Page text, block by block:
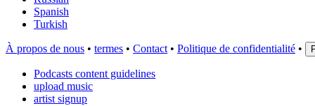
Spanish
Turkish
À propos de nous • termes • Contact • Politique de confidentialité •
Podcasts content guidelines
upload music
artist signup